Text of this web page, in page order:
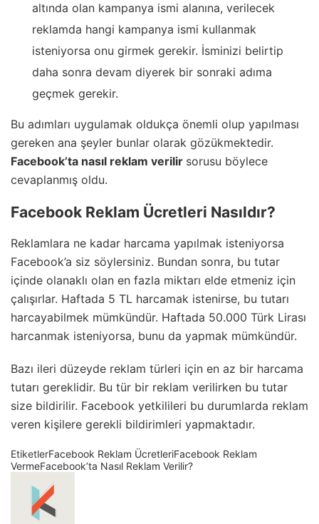
altında olan kampanya ismi alanına, verilecek
reklamda hangi kampanya ismi kullanmak
isteniyorsa onu girmek gerekir. İsminizi belirtip
daha sonra devam diyerek bir sonraki adıma
geçmek gerekir.
Bu adımları uygulamak oldukça önemli olup yapılması
gereken ana şeyler bunlar olarak gözükmektedir.
Facebook’ta nasıl reklam verilir sorusu böylece
cevaplanmış oldu.
Facebook Reklam Ücretleri Nasıldır?
Reklamlara ne kadar harcama yapılmak isteniyorsa
Facebook’a siz söylersiniz. Bundan sonra, bu tutar
içinde olanaklı olan en fazla miktarı elde etmeniz için
çalışırlar. Haftada 5 TL harcamak istenirse, bu tutarı
harcayabilmek mümkündür. Haftada 50.000 Türk Lirası
harcanmak isteniyorsa, bunu da yapmak mümkündür.
Bazı ileri düzeyde reklam türleri için en az bir harcama
tutarı gereklidir. Bu tür bir reklam verilirken bu tutar
size bildirilir. Facebook yetkilileri bu durumlarda reklam
veren kişilere gerekli bildirimleri yapmaktadır.
EtiketlerFacebook Reklam ÜcretleriFacebook Reklam
VermeFacebook’ta Nasıl Reklam Verilir?